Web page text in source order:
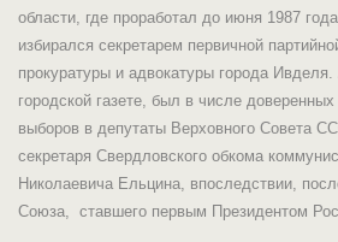
области, где проработал до июня 1987
избирался секретарем первичной
прокуратуры и адвокатуры города
городской газете, был в числе
выборов в депутаты Верховного Совета
секретаря Свердловского обкома
Николаевича Ельцина, впоследствии,
Союза, ставшего первым Президентом